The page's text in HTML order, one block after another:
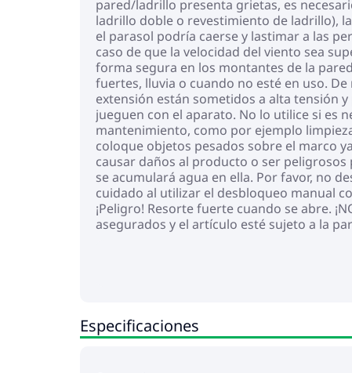
pared/ladrillo presenta grietas, es
ladrillo doble o revestimiento de ladrillo),
el parasol podría caerse y lastimar a las
caso de que la velocidad del viento sea
forma segura en los montantes de la
fuertes, lluvia o cuando no esté en uso.
extensión están sometidos a alta tensión
jueguen con el aparato. No lo utilice si es
mantenimiento, como por ejemplo
coloque objetos pesados ​​sobre el marco
causar daños al producto o ser
se acumulará agua en ella. Por favor, no
cuidado al utilizar el desbloqueo manual
¡Peligro! Resorte fuerte cuando se abre.
asegurados y el artículo esté sujeto a la
producto. Advertencia: el uso en
Especificaciones